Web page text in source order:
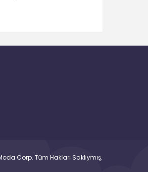
Corp. Tüm Hakları Saklıymış.